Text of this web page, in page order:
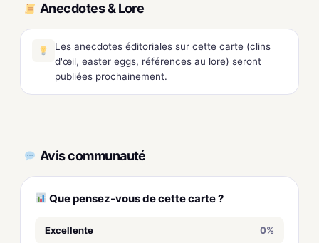
Anecdotes & Lore
Les anecdotes éditoriales sur cette carte (clins
d'œil, easter eggs, références au lore) seront
publiées prochainement.
Avis communauté
Que pensez-vous de cette carte ?
Excellente 0%